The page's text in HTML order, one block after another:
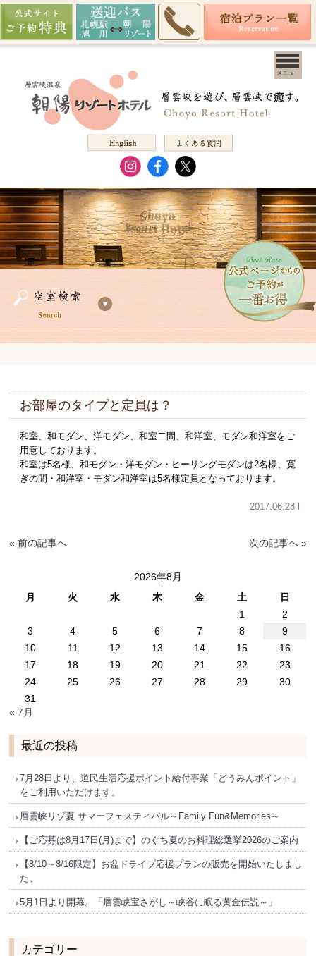
お部屋のタイプと定員は？
和室、和モダン、洋モダン、和室二間、和洋室、モダン和洋室をご
用意しております。
和室は5名様、和モダン・洋モダン・ヒーリングモダンは2名様、寛
ぎの間・和洋室・モダン和洋室は5名様定員となっております。
2017.06.28 l
« 前の記事へ 次の記事へ »
2026年8月
月
火 水 木 金 土
日
1
2
3
4 5 6 7 8
9
10
11 12 13 14 15
16
17
18 19 20 21 22
23
24
25 26 27 28 29
30
31
« 7月
最近の投稿
7月28日より、道民生活応援ポイント給付事業「どうみんポイント」
をご利用いただけます。
層雲峡リゾ夏 サマーフェスティバル～Family Fun&Memories～
【ご応募は8月17日(月)まで】のぐち夏のお料理総選挙2026のご案内
【8/10～8/16限定】お盆ドライブ応援プランの販売を開始いたしまし
た。
5月1日より開幕。「層雲峡宝さがし～峡谷に眠る黄金伝説～」
カテゴリー